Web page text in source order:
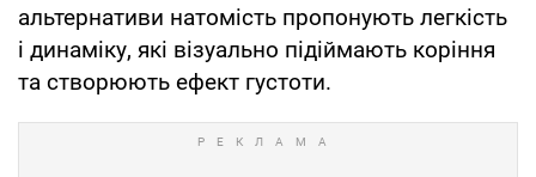
альтернативи натомість пропонують легкість
і динаміку, які візуально підіймають коріння
та створюють ефект густоти.